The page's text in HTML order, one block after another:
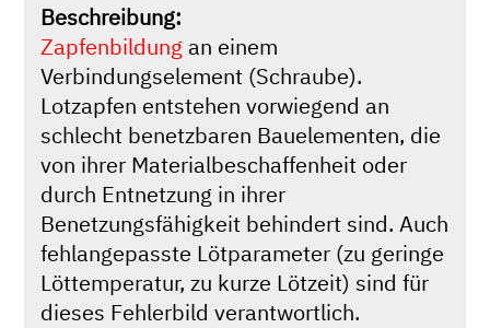
Beschreibung:
Zapfenbildung an einem
Verbindungselement (Schraube).
Lotzapfen entstehen vorwiegend an
schlecht benetzbaren Bauelementen, die
von ihrer Materialbeschaffenheit oder
durch Entnetzung in ihrer
Benetzungsfähigkeit behindert sind. Auch
fehlangepasste Lötparameter (zu geringe
Löttemperatur, zu kurze Lötzeit) sind für
dieses Fehlerbild verantwortlich.